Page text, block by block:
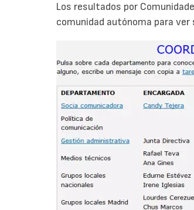
Los resultados por
comunidad autónoma para ver